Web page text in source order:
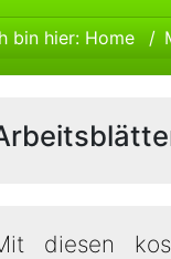
bin hier: Home
diesen